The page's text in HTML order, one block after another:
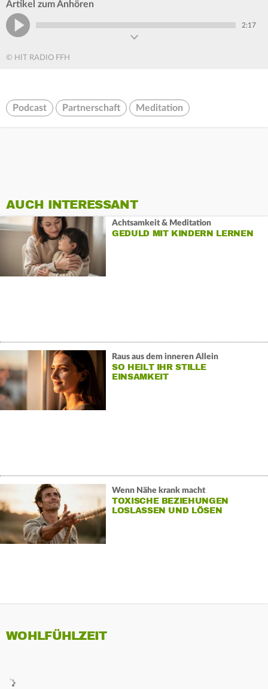
Artikel zum Anhören
2:17
© HIT RADIO FFH
Podcast Partnerschaft Meditation
AUCH INTERESSANT
Achtsamkeit & Meditation
GEDULD MIT KINDERN LERNEN
Raus aus dem inneren Allein
SO HEILT IHR STILLE
EINSAMKEIT
Wenn Nähe krank macht
TOXISCHE BEZIEHUNGEN
LOSLASSEN UND LÖSEN
WOHLFÜHLZEIT